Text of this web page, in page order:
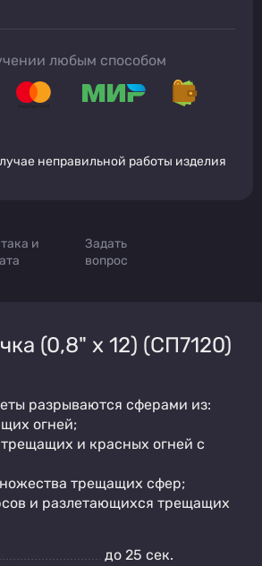
любым способом
неправильной работы изделия
и
Задать
вопрос
(0,8" х 12) (СП7120)
разрываются сферами из:
огней;
и красных огней с
трещащих сфер;
и разлетающихся трещащих
до 25 сек.